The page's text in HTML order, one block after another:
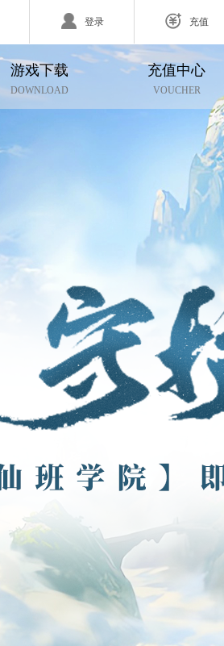
充值
登录
景
【北欧战纪】北欧神话为世界观
特色游戏
勇士无双
网页游戏
ZAZA超级英雄
游戏下载
DOWNLOAD
充值中心
VOUCHER